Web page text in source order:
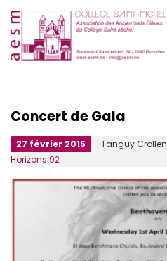
Concert de Gala
27 février 2015 Tanguy Crollen
Horizons 92